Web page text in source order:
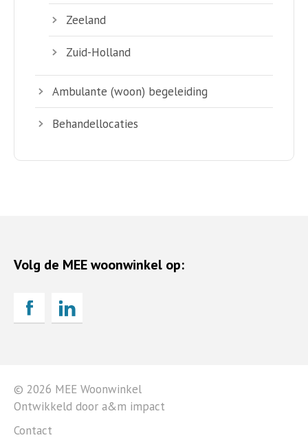
Zeeland
Zuid-Holland
Ambulante (woon) begeleiding
Behandellocaties
Volg de MEE woonwinkel op:
© 2026 MEE Woonwinkel
Ontwikkeld door a&m impact
Contact